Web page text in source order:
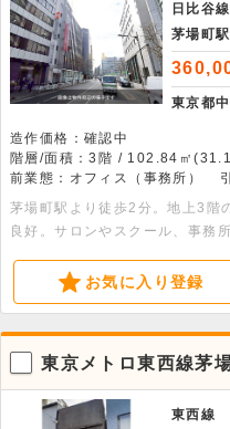
日比谷線
茅場町駅
東京都
造作価格：確認中
階層/面積：3階 / 102.84㎡
前業態：オフィス（事務所）
茅場町駅より徒歩2分。地上3階
良好。サロンやスクール、事務
お気に入り登録
東京メトロ東西線茅
括貸店舗
東西線